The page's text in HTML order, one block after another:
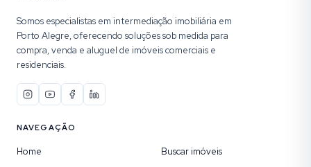
Somos especialistas em intermediação imobiliária em
Porto Alegre, oferecendo soluções sob medida para
compra, venda e aluguel de imóveis comerciais e
residenciais.
NAVEGAÇÃO
Home
Buscar imóveis